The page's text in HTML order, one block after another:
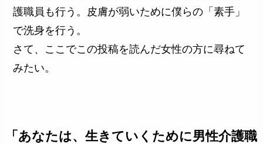
護職員も行う。皮膚が弱いために僕らの「素手」
で洗身を行う。
さて、ここでこの投稿を読んだ女性の方に尋ねて
みたい。
「あなたは、生きていくために男性介護職